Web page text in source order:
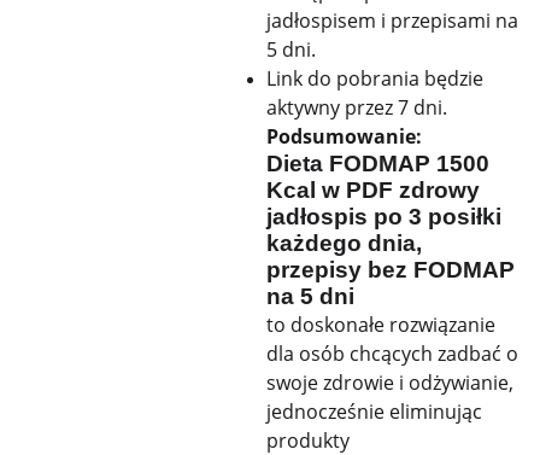
jadłospisem i przepisami na
5 dni.
Link do pobrania będzie
aktywny przez 7 dni.
Podsumowanie:
Dieta FODMAP 1500
Kcal w PDF zdrowy
jadłospis po 3 posiłki
każdego dnia,
przepisy bez FODMAP
na 5 dni
to doskonałe rozwiązanie
dla osób chcących zadbać o
swoje zdrowie i odżywianie,
jednocześnie eliminując
produkty